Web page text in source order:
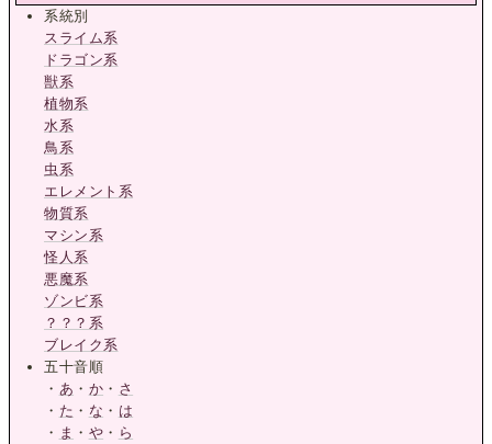
系統別
スライム系
ドラゴン系
獣系
植物系
水系
鳥系
虫系
エレメント系
物質系
マシン系
怪人系
悪魔系
ゾンビ系
？？？系
ブレイク系
五十音順
・ あ ・ か ・ さ
・ た ・ な ・ は
・ ま ・ や ・ ら